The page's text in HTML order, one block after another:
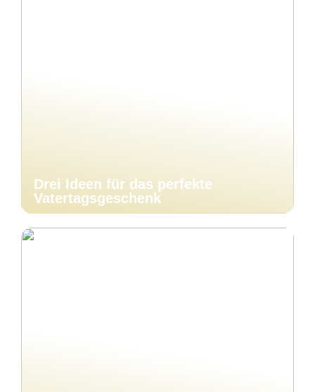
Drei Ideen für das perfekte
Vatertagsgeschenk